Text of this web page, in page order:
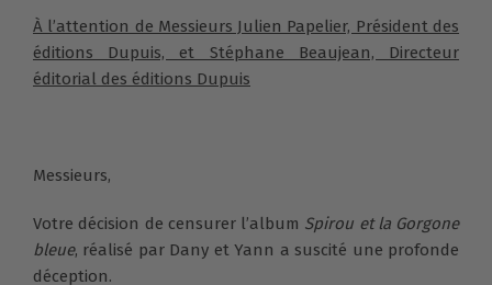
À l’attention de Messieurs Julien Papelier, Président des
éditions Dupuis, et Stéphane Beaujean, Directeur
éditorial des éditions Dupuis
Messieurs,
Votre décision de censurer l’album Spirou et la Gorgone
bleue, réalisé par Dany et Yann a suscité une profonde
déception.